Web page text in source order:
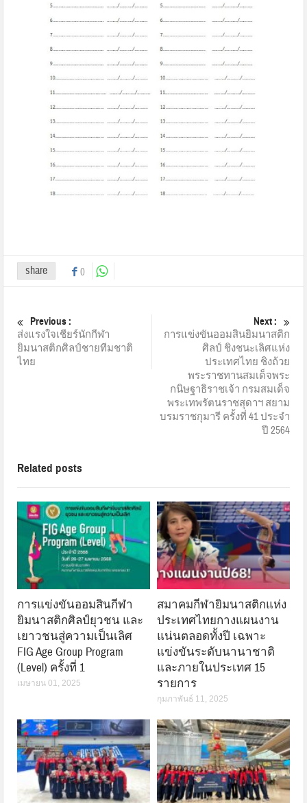
share 0
Previous :
ส่งแรงใจเชียร์นักกีฬา
ยิมนาสติกศิลป์ชายทีมชาติ
ไทย
Next :
การแข่งขันออมสินยิมนาสติก
ศิลป์ ชิงชนะเลิศแห่ง
ประเทศไทย ชิงถ้วย
พระราชทานสมเด็จพระ
กนิษฐาธิราชเจ้า กรมสมเด็จ
พระเทพรัตนราชสุดาฯ สยาม
บรมราชกุมารี ครั้งที่ 41 ประจำ
ปี 2564
Related posts
การแข่งขันออมสินกีฬา
ยิมนาสติกศิลป์ยุวชน และ
เยาวชนสู่ความเป็นเลิศ
FIG Age Group Program
(Level) ครั้งที่ 1
เมษายน 01, 2025
สมาคมกีฬายิมนาสติกแห่ง
ประเทศไทยกางแผนงาน
แน่นตลอดทั้งปี เฉพาะ
แข่งขันระดับนานาชาติ
และภายในประเทศ 15
รายการ
กุมภาพันธ์ 11, 2025